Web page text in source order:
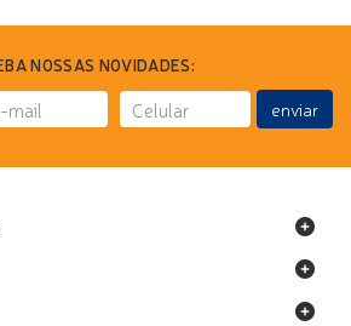
NOSSAS NOVIDADES:
enviar